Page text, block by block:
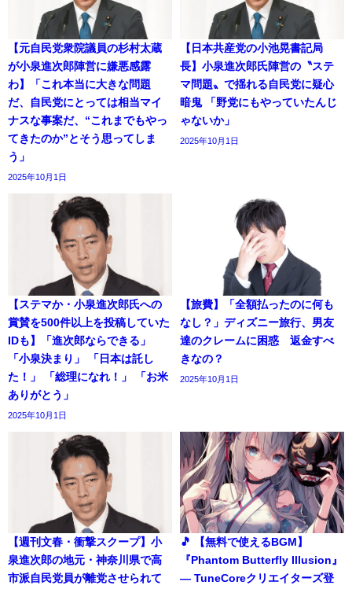
【元自民党衆院議員の杉村太蔵
が小泉進次郎陣営に嫌悪感露
わ】「これ本当に大きな問題
だ、自民党にとっては相当マイ
ナスな事案だ、“これまでもやっ
てきたのか”とそう思ってしま
う」
2025年10月1日
【日本共産党の小池晃書記局
長】小泉進次郎氏陣営の〝ステ
マ問題〟で揺れる自民党に疑心
暗鬼 「野党にもやっていたんじ
ゃないか」
2025年10月1日
【ステマか・小泉進次郎氏への
賞賛を500件以上を投稿していた
IDも】「進次郎ならできる」
「小泉決まり」 「日本は託し
た！」 「総理になれ！」 「お米
ありがとう」
2025年10月1日
【旅費】「全額払ったのに何も
なし？」ディズニー旅行、男友
達のクレームに困惑 返金すべ
きなの？
2025年10月1日
【週刊文春・衝撃スクープ】小
泉進次郎の地元・神奈川県で高
市派自民党員が離党させられて
🎵 【無料で使えるBGM】
『Phantom Butterfly Illusion』
― TuneCoreクリエイターズ登